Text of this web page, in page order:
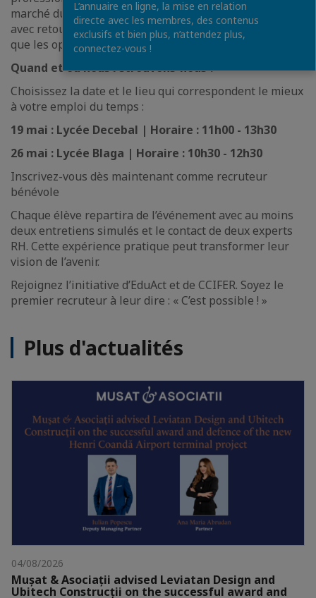
marché du travail, organisons des entretiens rapides
avec retour immédiat et analysons les contextes ainsi
que les opportunités professionnelles.
Quand et où nous retrouvons-nous ?
Choisissez la date et le lieu qui correspondent le mieux
à votre emploi du temps :
19 mai : Lycée Decebal | Horaire : 11h00 - 13h30
26 mai : Lycée Blaga | Horaire : 10h30 - 12h30
Inscrivez-vous dès maintenant comme recruteur
bénévole
Chaque élève repartira de l’événement avec au moins
deux entretiens simulés et le contact de deux experts
RH. Cette expérience pratique peut transformer leur
vision de l’avenir.
Rejoignez l’initiative d’EduAct et de CCIFER. Soyez le
premier recruteur à leur dire : « C’est possible ! »
Plus d'actualités
04/08/2026
Mușat & Asociații advised Leviatan Design and
Ubitech Construcții on the successful award and
L’annuaire en ligne, la mise en relation
directe avec les membres, des contenus
exclusifs et bien plus, n’attendez plus,
connectez-vous !